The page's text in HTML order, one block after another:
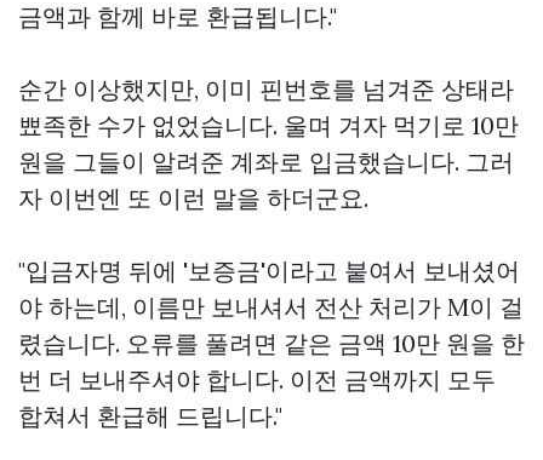
금액과 함께 바로 환급됩니다."
순간 이상했지만, 이미 핀번호를 넘겨준 상태라
뾰족한 수가 없었습니다. 울며 겨자 먹기로 10만
원을 그들이 알려준 계좌로 입금했습니다. 그러
자 이번엔 또 이런 말을 하더군요.
"입금자명 뒤에 '보증금'이라고 붙여서 보내셨어
야 하는데, 이름만 보내셔서 전산 처리가 M이 걸
렸습니다. 오류를 풀려면 같은 금액 10만 원을 한
번 더 보내주셔야 합니다. 이전 금액까지 모두
합쳐서 환급해 드립니다."